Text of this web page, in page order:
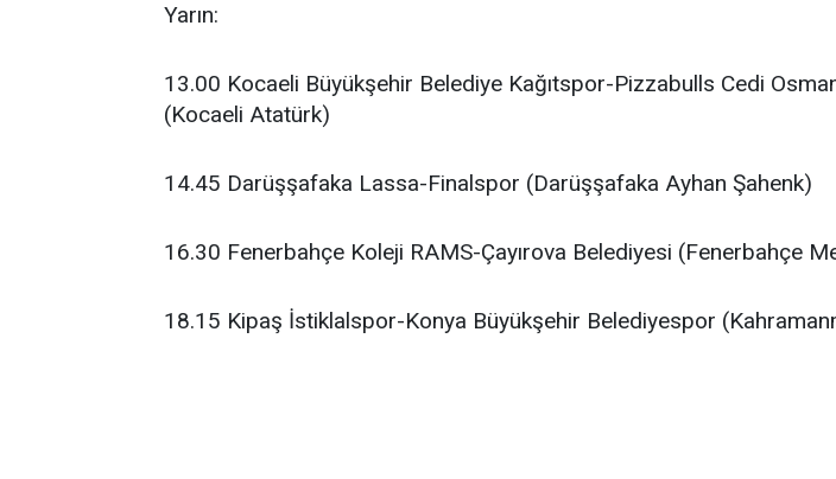
Yarın:
13.00 Kocaeli Büyükşehir Belediye Kağıtspor-Pizzabulls Cedi
(Kocaeli Atatürk)
14.45 Darüşşafaka Lassa-Finalspor (Darüşşafaka Ayhan Şahenk)
16.30 Fenerbahçe Koleji RAMS-Çayırova Belediyesi (Fenerbahçe
18.15 Kipaş İstiklalspor-Konya Büyükşehir Belediyespor